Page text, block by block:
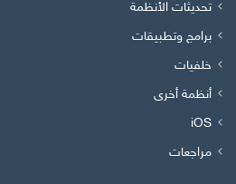
تحديثات الأنظمة
برامج وتطبيقات
خلفيات
أنظمة أخرى
iOS
مراجعات